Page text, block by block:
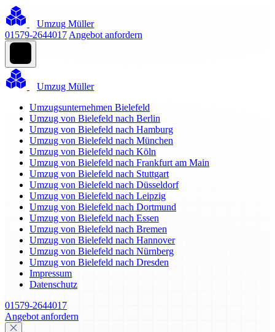
Umzug Müller
01579-2644017 Angebot anfordern
Umzug Müller
Umzugsunternehmen Bielefeld
Umzug von Bielefeld nach Berlin
Umzug von Bielefeld nach Hamburg
Umzug von Bielefeld nach München
Umzug von Bielefeld nach Köln
Umzug von Bielefeld nach Frankfurt am Main
Umzug von Bielefeld nach Stuttgart
Umzug von Bielefeld nach Düsseldorf
Umzug von Bielefeld nach Leipzig
Umzug von Bielefeld nach Dortmund
Umzug von Bielefeld nach Essen
Umzug von Bielefeld nach Bremen
Umzug von Bielefeld nach Hannover
Umzug von Bielefeld nach Nürnberg
Umzug von Bielefeld nach Dresden
Impressum
Datenschutz
01579-2644017
Angebot anfordern